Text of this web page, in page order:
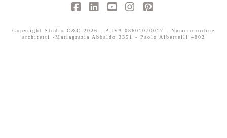
Copyright Studio C&C 2026 - P.IVA 08601070017 - Numero ordine
architetti -Mariagrazia Abbaldo 3351 - Paolo Albertelli 4802